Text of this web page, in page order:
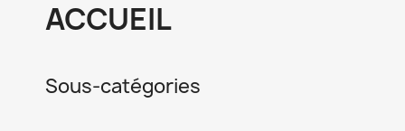
ACCUEIL
Sous-catégories